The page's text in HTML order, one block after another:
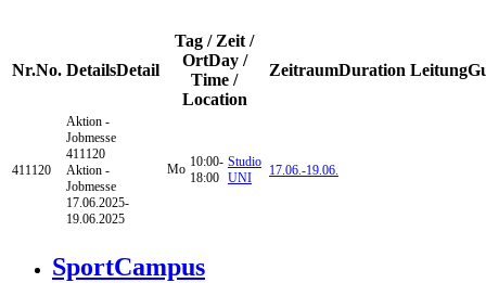
Nr.No. DetailsDetail
Tag / Zeit /
OrtDay /
Time /
Location
ZeitraumDuration Leitung
411120
Aktion -
Jobmesse
411120
Aktion -
Jobmesse
17.06.2025-
19.06.2025
Mo 10:00-
18:00
Studio
UNI
17.06.-19.06.
SportCampus